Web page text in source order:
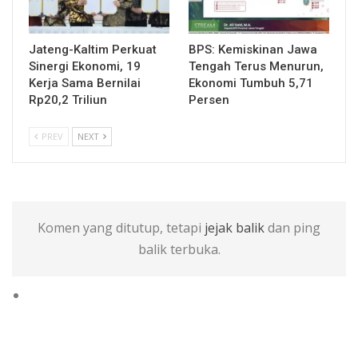
Jateng-Kaltim Perkuat
Sinergi Ekonomi, 19
Kerja Sama Bernilai
Rp20,2 Triliun
BPS: Kemiskinan Jawa
Tengah Terus Menurun,
Ekonomi Tumbuh 5,71
Persen
PREV NEXT
Komen yang ditutup, tetapi jejak balikdan ping
balik terbuka.